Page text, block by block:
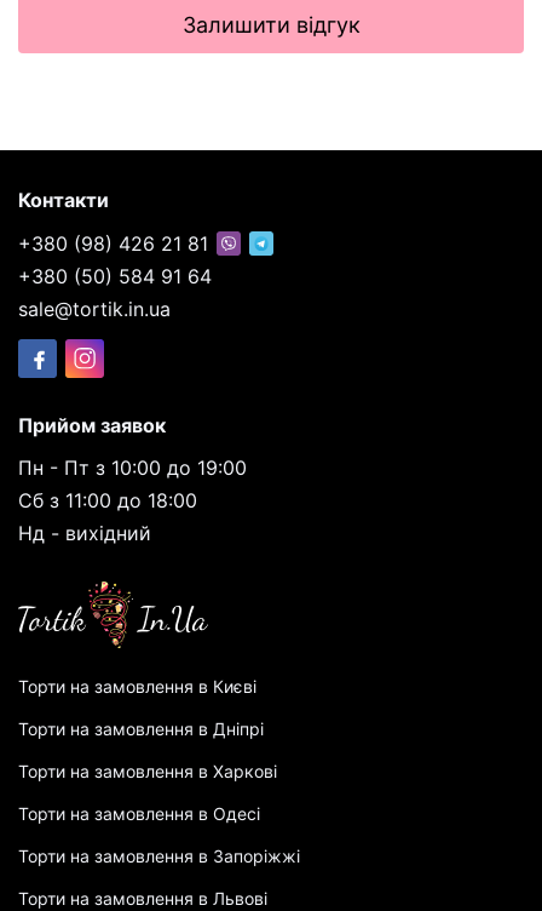
Залишити відгук
Контакти
+380 (98) 426 21 81
+380 (50) 584 91 64
sale@tortik.in.ua
Прийом заявок
Пн - Пт з 10:00 до 19:00
Сб з 11:00 до 18:00
Нд - вихідний
Торти на замовлення в Києві
Торти на замовлення в Дніпрі
Торти на замовлення в Харкові
Торти на замовлення в Одесі
Торти на замовлення в Запоріжжі
Торти на замовлення в Львові